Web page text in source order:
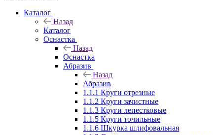
Каталог
Назад
Каталог
Оснастка
Назад
Оснастка
Абразив
Назад
Абразив
1.1.1 Круги отрезные
1.1.2 Круги зачистные
1.1.3 Круги лепестковые
1.1.5 Круги точильные
1.1.6 Шкурка шлифовальная